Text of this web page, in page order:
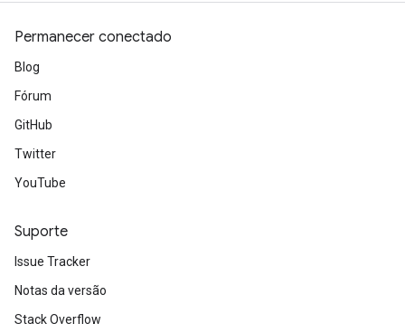
Permanecer conectado
Blog
Fórum
GitHub
Twitter
YouTube
Suporte
Issue Tracker
Notas da versão
Stack Overflow